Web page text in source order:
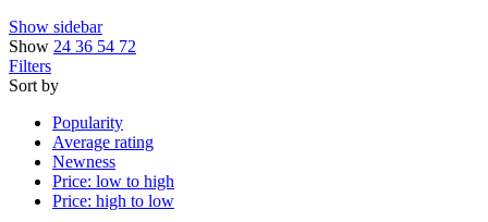
Show sidebar
Show 24 36 54 72
Filters
Sort by
Popularity
Average rating
Newness
Price: low to high
Price: high to low